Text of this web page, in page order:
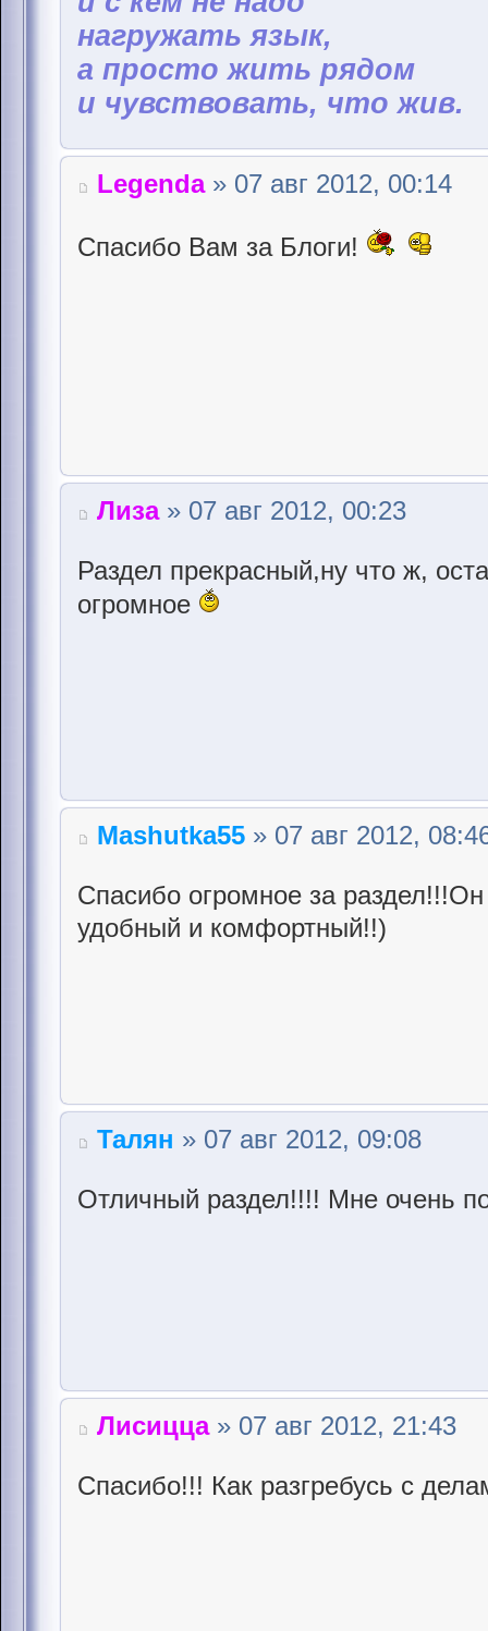
нагружать язык,
а просто жить рядом
и чувствовать, что жив.
Legenda» 07 авг 2012, 00:14
Спасибо Вам за Блоги!
Лиза» 07 авг 2012, 00:23
Раздел прекрасный,ну что ж,
огромное
Mashutka55 » 07 авг 2012,
Спасибо огромное за
удобный и комфортный!!)
Талян » 07 авг 2012, 09:08
Отличный раздел!!!! Мне очень
Лисицца» 07 авг 2012, 21:43
Спасибо!!! Как разгребусь с